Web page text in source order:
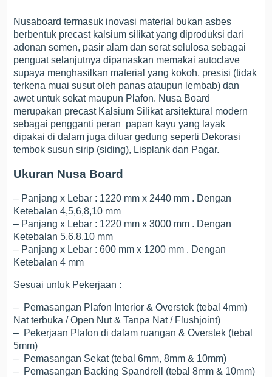
Nusaboard termasuk inovasi material bukan asbes
berbentuk precast kalsium silikat yang diproduksi dari
adonan semen, pasir alam dan serat selulosa sebagai
penguat selanjutnya dipanaskan memakai autoclave
supaya menghasilkan material yang kokoh, presisi (tidak
terkena muai susut oleh panas ataupun lembab) dan
awet untuk sekat maupun Plafon. Nusa Board
merupakan precast Kalsium Silikat arsitektural modern
sebagai pengganti peran papan kayu yang layak
dipakai di dalam juga diluar gedung seperti Dekorasi
tembok susun sirip (siding), Lisplank dan Pagar.
Ukuran Nusa Board
– Panjang x Lebar : 1220 mm x 2440 mm . Dengan
Ketebalan 4,5,6,8,10 mm
– Panjang x Lebar : 1220 mm x 3000 mm . Dengan
Ketebalan 5,6,8,10 mm
– Panjang x Lebar : 600 mm x 1200 mm . Dengan
Ketebalan 4 mm
Sesuai untuk Pekerjaan :
– Pemasangan Plafon Interior & Overstek (tebal 4mm)
Nat terbuka / Open Nut & Tanpa Nat / Flushjoint)
– Pekerjaan Plafon di dalam ruangan & Overstek (tebal
5mm)
– Pemasangan Sekat (tebal 6mm, 8mm & 10mm)
– Pemasangan Backing Spandrell (tebal 8mm & 10mm)